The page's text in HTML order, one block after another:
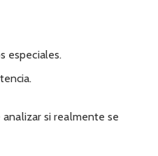
especiales.
si realmente se